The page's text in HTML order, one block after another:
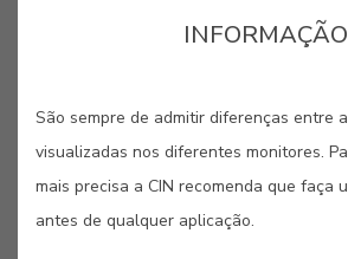
Esta seleção explora o poder
vermelhos e a profundidade dos
diálogo cromático cheio de força
uma paleta de contrastes
INFORMAÇÃO
São sempre de admitir diferenças entre
visualizadas nos diferentes monitores.
mais precisa a CIN recomenda que faça
antes de qualquer aplicação.